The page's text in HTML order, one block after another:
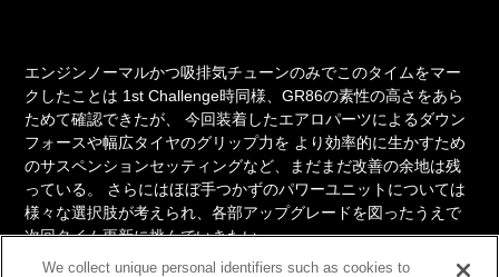
エンジンノーマルかつ吸排気チューンのみでこのタイムをマー
クしたことは 1st Challenge時同様、GR86の素性の高さをあら
ためて確認できたが、
今回装着したエアロパーツによるダウン
フォースや幅広タイヤのグリップ力を より効率的に生かすため
のサスペンションセッティングなど、まだまだ改善の余地は残
っている。
さらにはほぼ手つかずのパワーユニットについては
様々な選択肢が考えられ、各部アップグレードを図ったうえで
次回タイム更新に挑んでいきたい。
We collect unique personal identifiers such as cookies to